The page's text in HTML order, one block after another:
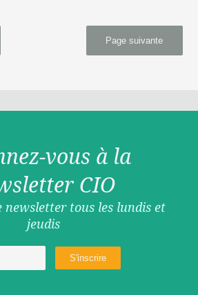
Page suivante
vous à la
CIO
newsletter tous les lundis et
jeudis